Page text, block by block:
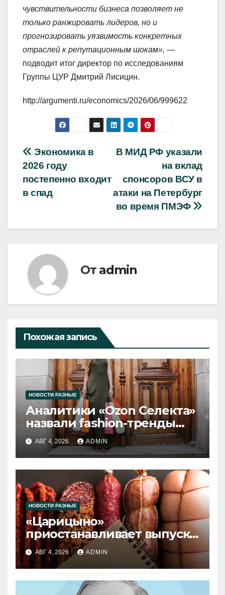
чувствительности бизнеса позволяет не
только ранжировать лидеров, но и
прогнозировать уязвимость конкретных
отраслей к репутационным шокам», —
подводит итог директор по исследованиям
Группы ЦУР Дмитрий Лисицин.
http://argumenti.ru/economics/2026/06/999622
Навигация
по
записям
В МИД РФ указали
на вклад
спонсоров ВСУ в
атаки на Петербург
во время ПМЭФ
Экономика в
2026 году
постепенно входит
в спад
От admin
Похожая запись
НОВОСТИ РАЗНЫЕ
Аналитики «Ozon Селекта»
назвали fashion-тренды
2026 года
АВГ 4, 2026 ADMIN
НОВОСТИ РАЗНЫЕ
«Царицыно»
приостанавливает выпуск
продукции
АВГ 4, 2026 ADMIN